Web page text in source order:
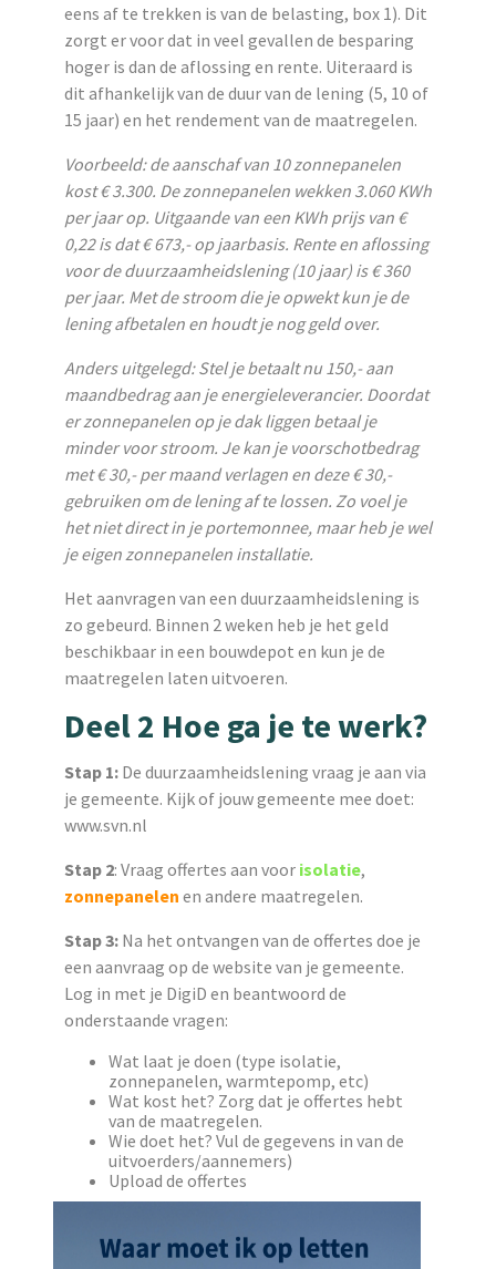
eens af te trekken is van de belasting, box 1). Dit
zorgt er voor dat in veel gevallen de besparing
hoger is dan de aflossing en rente. Uiteraard is
dit afhankelijk van de duur van de lening (5, 10 of
15 jaar) en het rendement van de maatregelen.
Voorbeeld: de aanschaf van 10 zonnepanelen
kost € 3.300. De zonnepanelen wekken 3.060 KWh
per jaar op. Uitgaande van een KWh prijs van €
0,22 is dat € 673,- op jaarbasis. Rente en aflossing
voor de duurzaamheidslening (10 jaar) is € 360
per jaar. Met de stroom die je opwekt kun je de
lening afbetalen en houdt je nog geld over.
Anders uitgelegd: Stel je betaalt nu 150,- aan
maandbedrag aan je energieleverancier. Doordat
er zonnepanelen op je dak liggen betaal je
minder voor stroom. Je kan je voorschotbedrag
met € 30,- per maand verlagen en deze € 30,-
gebruiken om de lening af te lossen. Zo voel je
het niet direct in je portemonnee, maar heb je wel
je eigen zonnepanelen installatie.
Het aanvragen van een duurzaamheidslening is
zo gebeurd. Binnen 2 weken heb je het geld
beschikbaar in een bouwdepot en kun je de
maatregelen laten uitvoeren.
Deel 2 Hoe ga je te werk?
Stap 1: De duurzaamheidslening vraag je aan via
je gemeente. Kijk of jouw gemeente mee doet:
www.svn.nl
Stap 2: Vraag offertes aan voorisolatie,
zonnepanelen en andere maatregelen.
Stap 3:Na het ontvangen van de offertes doe je
een aanvraag op de website van je gemeente.
Log in met je DigiD en beantwoord de
onderstaande vragen:
Wat laat je doen (type isolatie,
zonnepanelen, warmtepomp, etc)
Wat kost het? Zorg dat je offertes hebt
van de maatregelen.
Wie doet het? Vul de gegevens in van de
uitvoerders/aannemers)
Upload de offertes